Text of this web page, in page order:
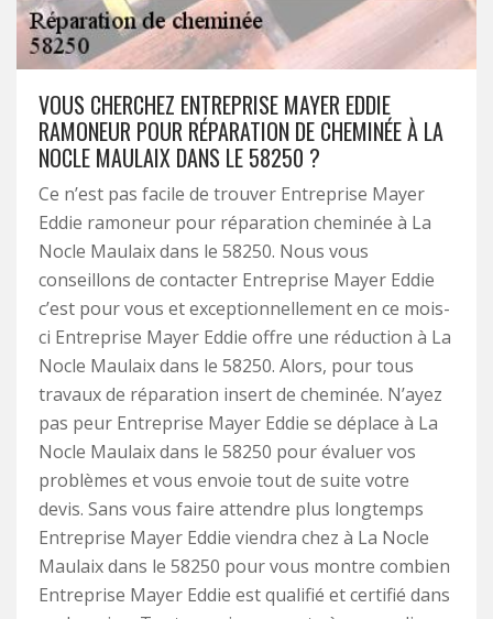
VOUS CHERCHEZ ENTREPRISE MAYER EDDIE
RAMONEUR POUR RÉPARATION DE CHEMINÉE À LA
NOCLE MAULAIX DANS LE 58250 ?
Ce n’est pas facile de trouver Entreprise Mayer
Eddie ramoneur pour réparation cheminée à La
Nocle Maulaix dans le 58250. Nous vous
conseillons de contacter Entreprise Mayer Eddie
c’est pour vous et exceptionnellement en ce mois-
ci Entreprise Mayer Eddie offre une réduction à La
Nocle Maulaix dans le 58250. Alors, pour tous
travaux de réparation insert de cheminée. N’ayez
pas peur Entreprise Mayer Eddie se déplace à La
Nocle Maulaix dans le 58250 pour évaluer vos
problèmes et vous envoie tout de suite votre
devis. Sans vous faire attendre plus longtemps
Entreprise Mayer Eddie viendra chez à La Nocle
Maulaix dans le 58250 pour vous montre combien
Entreprise Mayer Eddie est qualifié et certifié dans